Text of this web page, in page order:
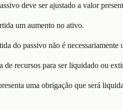
deve ser ajustado a valor
um aumento no ativo.
do passivo não é
de recursos para ser liquidado ou
uma obrigação que será